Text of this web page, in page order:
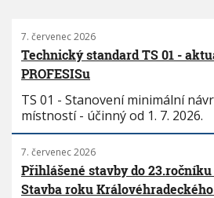
7. červenec 2026
Technický standard TS 01 -
PROFESISu
TS 01 - Stanovení minimální
místností - účinný od 1. 7. 2026.
7. červenec 2026
Přihlášené stavby do 23.ročníku
Stavba roku